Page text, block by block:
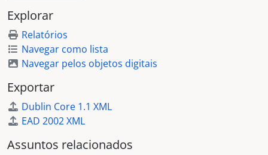
Explorar
Relatórios
Navegar como lista
Navegar pelos objetos digitais
Exportar
Dublin Core 1.1 XML
EAD 2002 XML
Assuntos relacionados